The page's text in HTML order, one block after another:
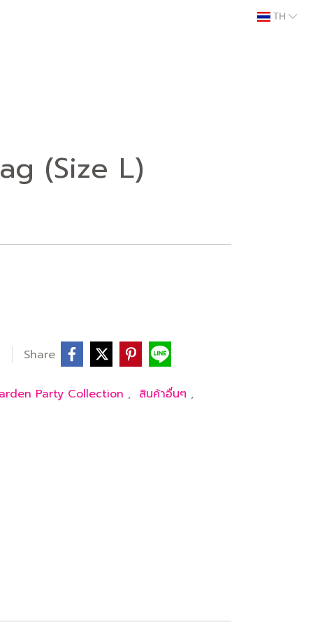
TH
(Size L)
Share
Party Collection , สินค้าอื่นๆ ,